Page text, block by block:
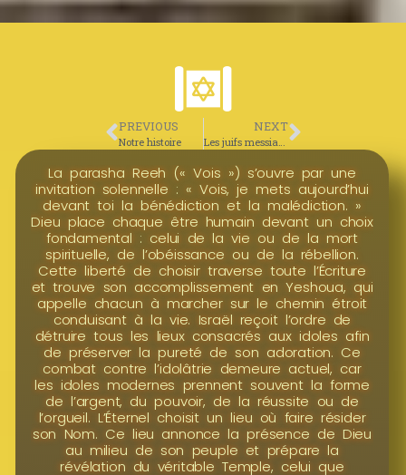
La parasha Reeh (« Vois ») s’ouvre par une
invitation solennelle : « Vois, je mets aujourd’hui
devant toi la bénédiction et la malédiction. »
Dieu place chaque être humain devant un choix
fondamental : celui de la vie ou de la mort
spirituelle, de l’obéissance ou de la rébellion.
Cette liberté de choisir traverse toute l’Écriture
et trouve son accomplissement en Yeshoua, qui
appelle chacun à marcher sur le chemin étroit
conduisant à la vie. Israël reçoit l’ordre de
détruire tous les lieux consacrés aux idoles afin
de préserver la pureté de son adoration. Ce
combat contre l’idolâtrie demeure actuel, car
les idoles modernes prennent souvent la forme
de l’argent, du pouvoir, de la réussite ou de
l’orgueil. L’Éternel choisit un lieu où faire résider
son Nom. Ce lieu annonce la présence de Dieu
au milieu de son peuple et prépare la
révélation du véritable Temple, celui que
PREVIOUS
Notre histoire
NEXT